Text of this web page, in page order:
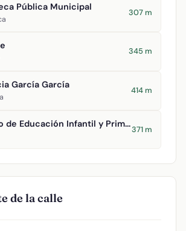
Pública Municipal
307 m
345 m
García García
414 m
Colegio de Educación Infantil y Primaria Tomasa Gallardo
371 m
de la calle